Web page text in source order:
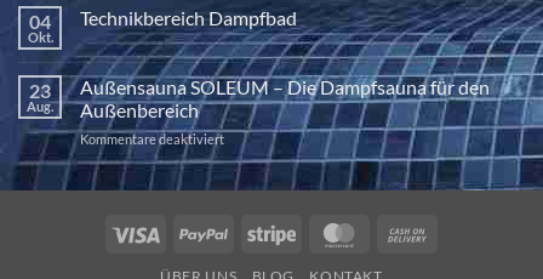
Dampfbad
selber
bauen
04
Okt.
Technikbereich Dampfbad
Keine
Kommentare
zu
Technikbereich
Dampfbad
23
Aug.
Außensauna SOLEUM – Die Dampfsauna für den
Außenbereich
Kommentare deaktiviertfür
Außensauna
SOLEUM
Dampfsauna
Visa PayPal Stripe MasterCard